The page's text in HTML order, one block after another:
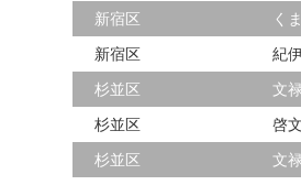
新宿区
く
新宿区
紀
杉並区
文
杉並区
啓
杉並区
文